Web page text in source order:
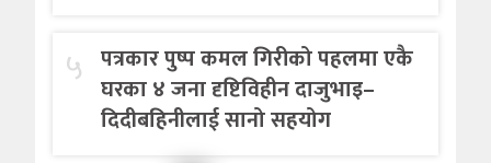
५ पत्रकार पुष्प कमल गिरीको पहलमा एकै
घरका ४ जना दृष्टिविहीन दाजुभाइ–
दिदीबहिनीलाई सानो सहयोग